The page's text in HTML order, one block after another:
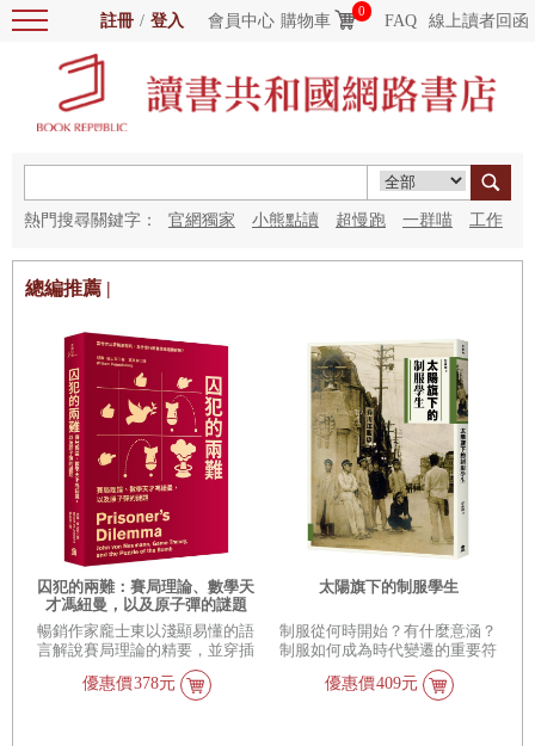
註冊 / 登入 會員中心 購物車
0
FAQ 線上讀者回函
熱門搜尋關鍵字： 官網獨家 小熊點讀 超慢跑 一群喵 工作
細胞 海洋圖書館 紅花
總編推薦 |
囚犯的兩難：賽局理論、數學天
才馮紐曼，以及原子彈的謎題
暢銷作家龐士東以淺顯易懂的語
言解說賽局理論的精要，並穿插
馮紐曼的個人軼事，以及理論誕
生的時代脈絡。賽局理論可以幫
優惠價378元
太陽旗下的制服學生
制服從何時開始？有什麼意涵？
制服如何成為時代變遷的重要符
號？本書揭開「制服帝國」的身
世之謎。
優惠價409元